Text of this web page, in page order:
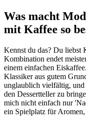
Was macht
mit Kaffee so
Kennst du das? Du liebst
Kombination endet
einem einfachen
Klassiker aus gutem
unglaublich vielfältig, und
den Dessertteller zu
mich nicht einfach nur
ein Spielplatz für